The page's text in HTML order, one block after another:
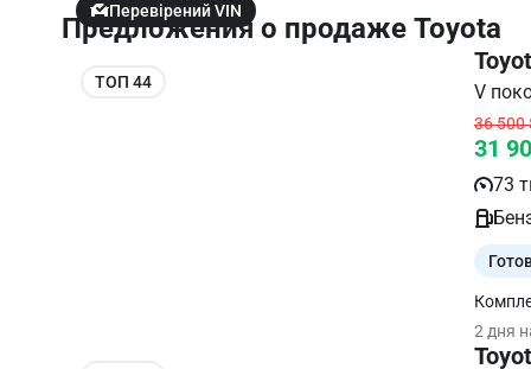
Предложения о продаже Toyota
Перевірений VIN
ТОП 44
36 500
31
73
любое
Перед
2 дня